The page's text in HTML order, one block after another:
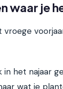
waar je
vroege
het najaar
wat je